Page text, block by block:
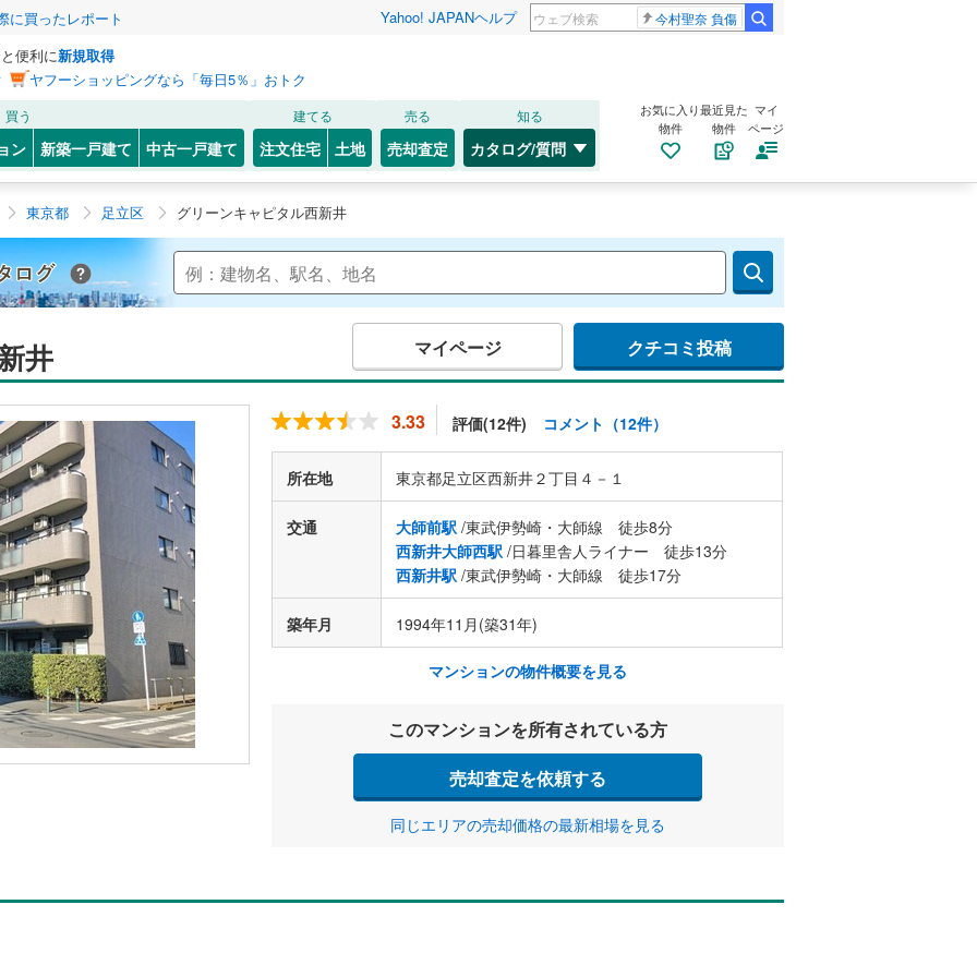
に買ったレポート Yahoo! JAPANヘルプ 今村聖奈 負傷
便利に新規取得
ヤフーショッピングなら「毎日5％」おトク
買う
ン 新築一戸建て 中古一戸建て
建てる
注文住宅 土地
売る
売却査定
知る
カタログ/質問
お気に入り
物件
最近見た
物件
マイ
ページ
東京都 足立区 グリーンキャピタル西新井
Yahoo!不動産 マンションカタログ
井 マイページ クチコミ投稿
3.33 評価(12件) コメント（12件）
所在地 東京都足立区西新井２丁目４－１
交通 大師前駅 /東武伊勢崎・大師線 徒歩8分
西新井大師西駅 /日暮里舎人ライナー 徒歩13分
西新井駅 /東武伊勢崎・大師線 徒歩17分
築年月 1994年11月(築31年)
マンションの物件概要を見る
このマンションを所有されている方
売却査定を依頼する
同じエリアの売却価格の最新相場を見る